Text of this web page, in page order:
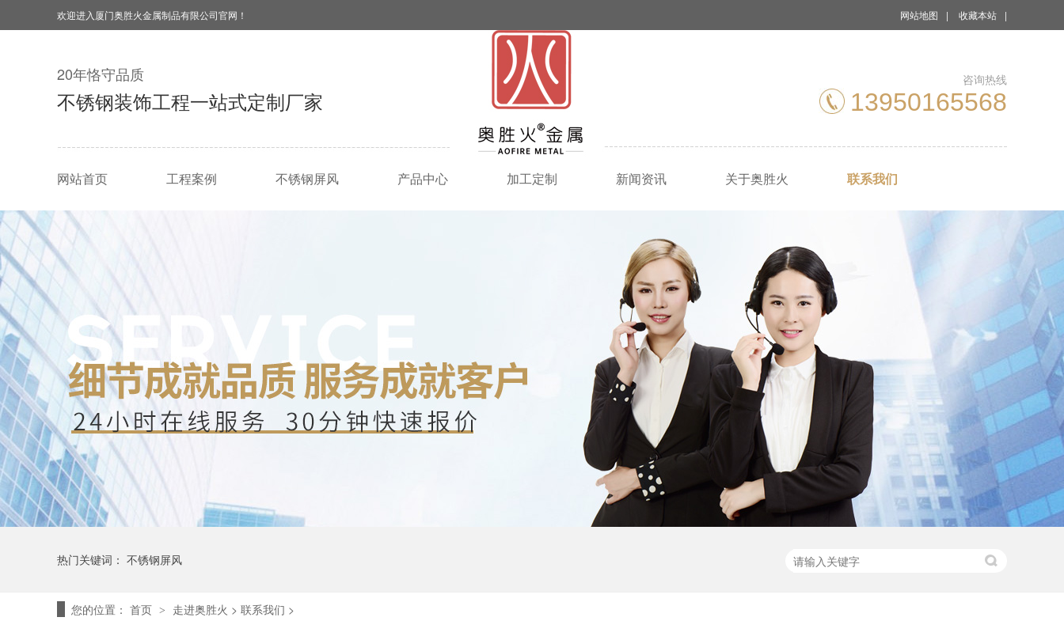
网站地图 | 收藏本站 |
欢迎进入厦门奥胜火金属制品有限公司官网！
20年恪守品质
不锈钢装饰工程一站式定制厂家
咨询热线
13950165568
网站首页 工程案例 不锈钢屏风 产品中心 加工定制 新闻资讯 关于奥胜火 联系我们
热门关键词： 不锈钢屏风
您的位置： 首页 > 走进奥胜火 > 联系我们 >